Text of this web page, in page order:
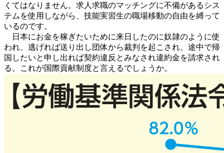
くてはなりません。求人求職のマッチングに不備があるシス
テムを使用しながら、技能実習生の職場移動の自由を縛って
いるのです。
日本にお金を稼ぎたいために来日したのに奴隷のように使
われ、逃げれば送り出し団体から裁判を起こされ、途中で帰
国したいと申し出れば契約違反とみなされ違約金を請求され
る。これが国際貢献制度と言えるでしょうか。